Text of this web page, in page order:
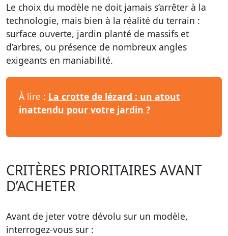
Le choix du modèle ne doit jamais s’arrêter à la
technologie, mais bien à la réalité du terrain :
surface ouverte, jardin planté de massifs et
d’arbres, ou présence de nombreux angles
exigeants en maniabilité.
À lire : La crotte de lézard : un atout
inattendu pour votre jardin ?
CRITÈRES PRIORITAIRES AVANT
D’ACHETER
Avant de jeter votre dévolu sur un modèle,
interrogez-vous sur :